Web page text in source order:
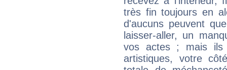
très fin toujours en
d'aucuns peuvent
laisser-aller, un
vos actes ; mais ils
artistiques, votre